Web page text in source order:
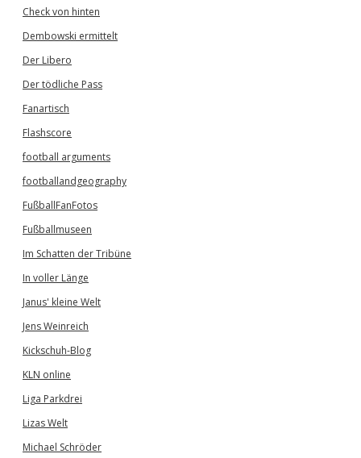
Check von hinten
Dembowski ermittelt
Der Libero
Der tödliche Pass
Fanartisch
Flashscore
football arguments
footballandgeography
FußballFanFotos
Fußballmuseen
Im Schatten der Tribüne
In voller Länge
Janus' kleine Welt
Jens Weinreich
Kickschuh-Blog
KLN online
Liga Parkdrei
Lizas Welt
Michael Schröder